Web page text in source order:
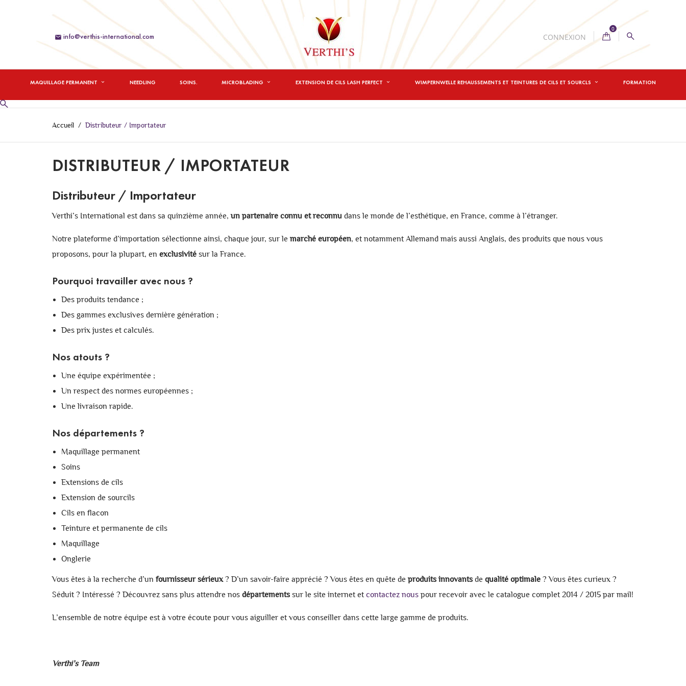
 info@verthis-international.com CONNEXION
0
MAQUILLAGE PERMANENT NEEDLING SOINS. MICROBLADING EXTENSION DE CILS LASH PERFECT WIMPERNWELLE REHAUSSEMENTS ET TEINTURES DE CILS ET SOURCLS FORMATION
Accueil Distributeur / Importateur
DISTRIBUTEUR / IMPORTATEUR
Distributeur / Importateur
Verthi’s International est dans sa quinzième année, un partenaire connu et reconnu dans le monde de l’esthétique, en France, comme à l’étranger.
Notre plateforme d’importation sélectionne ainsi, chaque jour, sur le marché européen, et notamment Allemand mais aussi Anglais, des produits que nous vous
proposons, pour la plupart, en exclusivité sur la France.
Pourquoi travailler avec nous ?
Des produits tendance ;
Des gammes exclusives dernière génération ;
Des prix justes et calculés.
Nos atouts ?
Une équipe expérimentée ;
Un respect des normes européennes ;
Une livraison rapide.
Nos départements ?
Maquillage permanent
Soins
Extensions de cils
Extension de sourcils
Cils en flacon
Teinture et permanente de cils
Maquillage
Onglerie
Vous êtes à la recherche d’un fournisseur sérieux? D’un savoir-faire apprécié ? Vous êtes en quête de produits innovants de qualité optimale ? Vous êtes curieux ?
Séduit ? Intéressé ? Découvrez sans plus attendre nos départements sur le site internet et contactez nous pour recevoir avec le catalogue complet 2014 / 2015 par mail!
L’ensemble de notre équipe est à votre écoute pour vous aiguiller et vous conseiller dans cette large gamme de produits.
Verthi’s Team